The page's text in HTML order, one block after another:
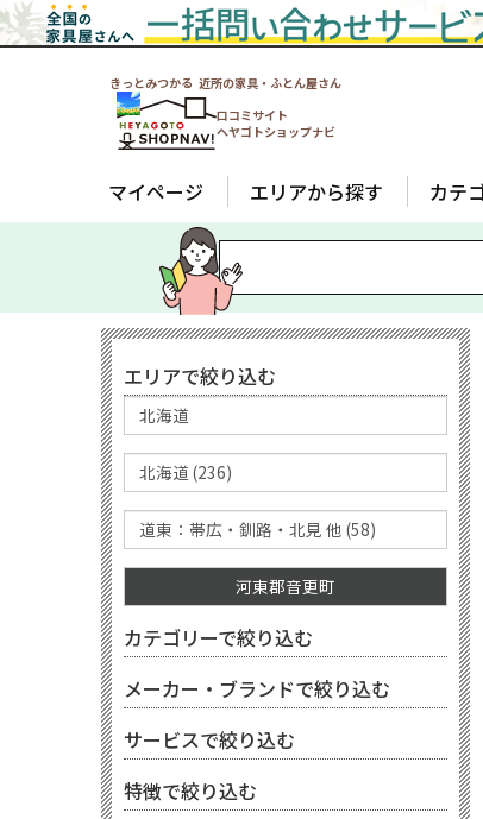
きっとみつかる 近所の家具・ふとん屋さん
口コミサイト
ヘヤゴトショップナビ
マイページ エリアから探す カテ
エリアで絞り込む
河東郡音更町
カテゴリーで絞り込む
メーカー・ブランドで絞り込む
サービスで絞り込む
特徴で絞り込む